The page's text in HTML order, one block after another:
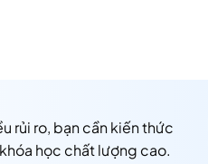
rủi ro, bạn cần kiến thức
học chất lượng cao.